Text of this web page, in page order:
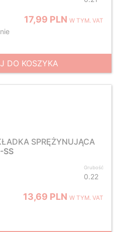
17,99 PLNW TYM. VAT
DO KOSZYKA
SPRĘŻYNUJĄCA
Grubość
0.22
13,69 PLNW TYM. VAT